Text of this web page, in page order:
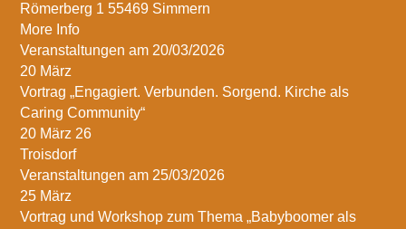
Römerberg 1 55469 Simmern
More Info
Veranstaltungen am 20/03/2026
20 März
Vortrag „Engagiert. Verbunden. Sorgend. Kirche als
Caring Community“
20 März 26
Troisdorf
Veranstaltungen am 25/03/2026
25 März
Vortrag und Workshop zum Thema „Babyboomer als